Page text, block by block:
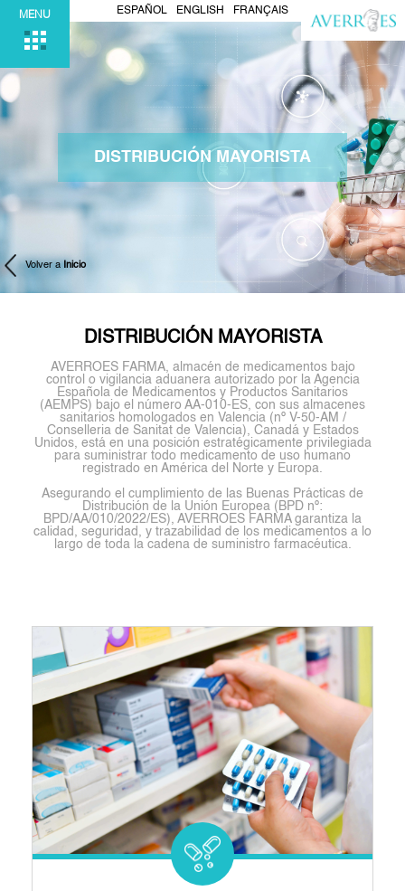
ESPAÑOL ENGLISH FRANÇAIS
MENU
DISTRIBUCIÓN MAYORISTA
Volver a Inicio
DISTRIBUCIÓN MAYORISTA
AVERROES FARMA, almacén de medicamentos bajo
control o vigilancia aduanera autorizado por la Agencia
Española de Medicamentos y Productos Sanitarios
(AEMPS) bajo el número AA-010-ES, con sus almacenes
sanitarios homologados en Valencia (nº V-50-AM /
Conselleria de Sanitat de Valencia), Canadá y Estados
Unidos, está en una posición estratégicamente privilegiada
para suministrar todo medicamento de uso humano
registrado en América del Norte y Europa.
Asegurando el cumplimiento de las Buenas Prácticas de
Distribución de la Unión Europea (BPD nº:
BPD/AA/010/2022/ES), AVERROES FARMA garantiza la
calidad, seguridad, y trazabilidad de los medicamentos a lo
largo de toda la cadena de suministro farmacéutica.